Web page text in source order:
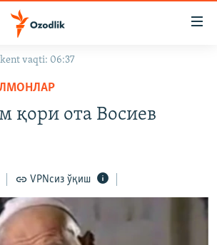
vaqti: 06:37
қори ота Восиев
VPNсиз ўқиш